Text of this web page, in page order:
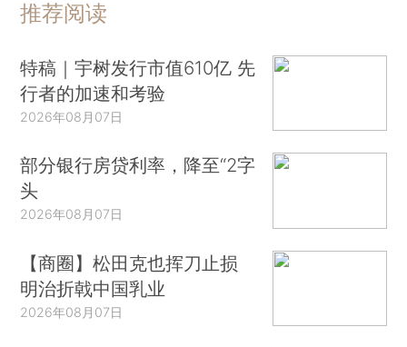
推荐阅读
特稿｜宇树发行市值610亿 先
行者的加速和考验
2026年08月07日
部分银行房贷利率，降至“2字
头
2026年08月07日
【商圈】松田克也挥刀止损
明治折戟中国乳业
2026年08月07日